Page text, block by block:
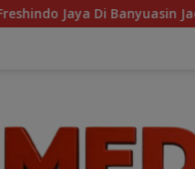
Publik Tuntut